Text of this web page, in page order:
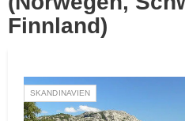
Finnland)
SKANDINAVIEN